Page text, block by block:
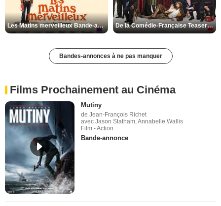
Les Matins merveilleux Bande-annonce VF De la Comédie-Française Teaser VF
Bandes-annonces à ne pas manquer
Films Prochainement au Cinéma
Mutiny
de Jean-François Richet
avec Jason Statham, Annabelle Wallis
Film - Action
Bande-annonce